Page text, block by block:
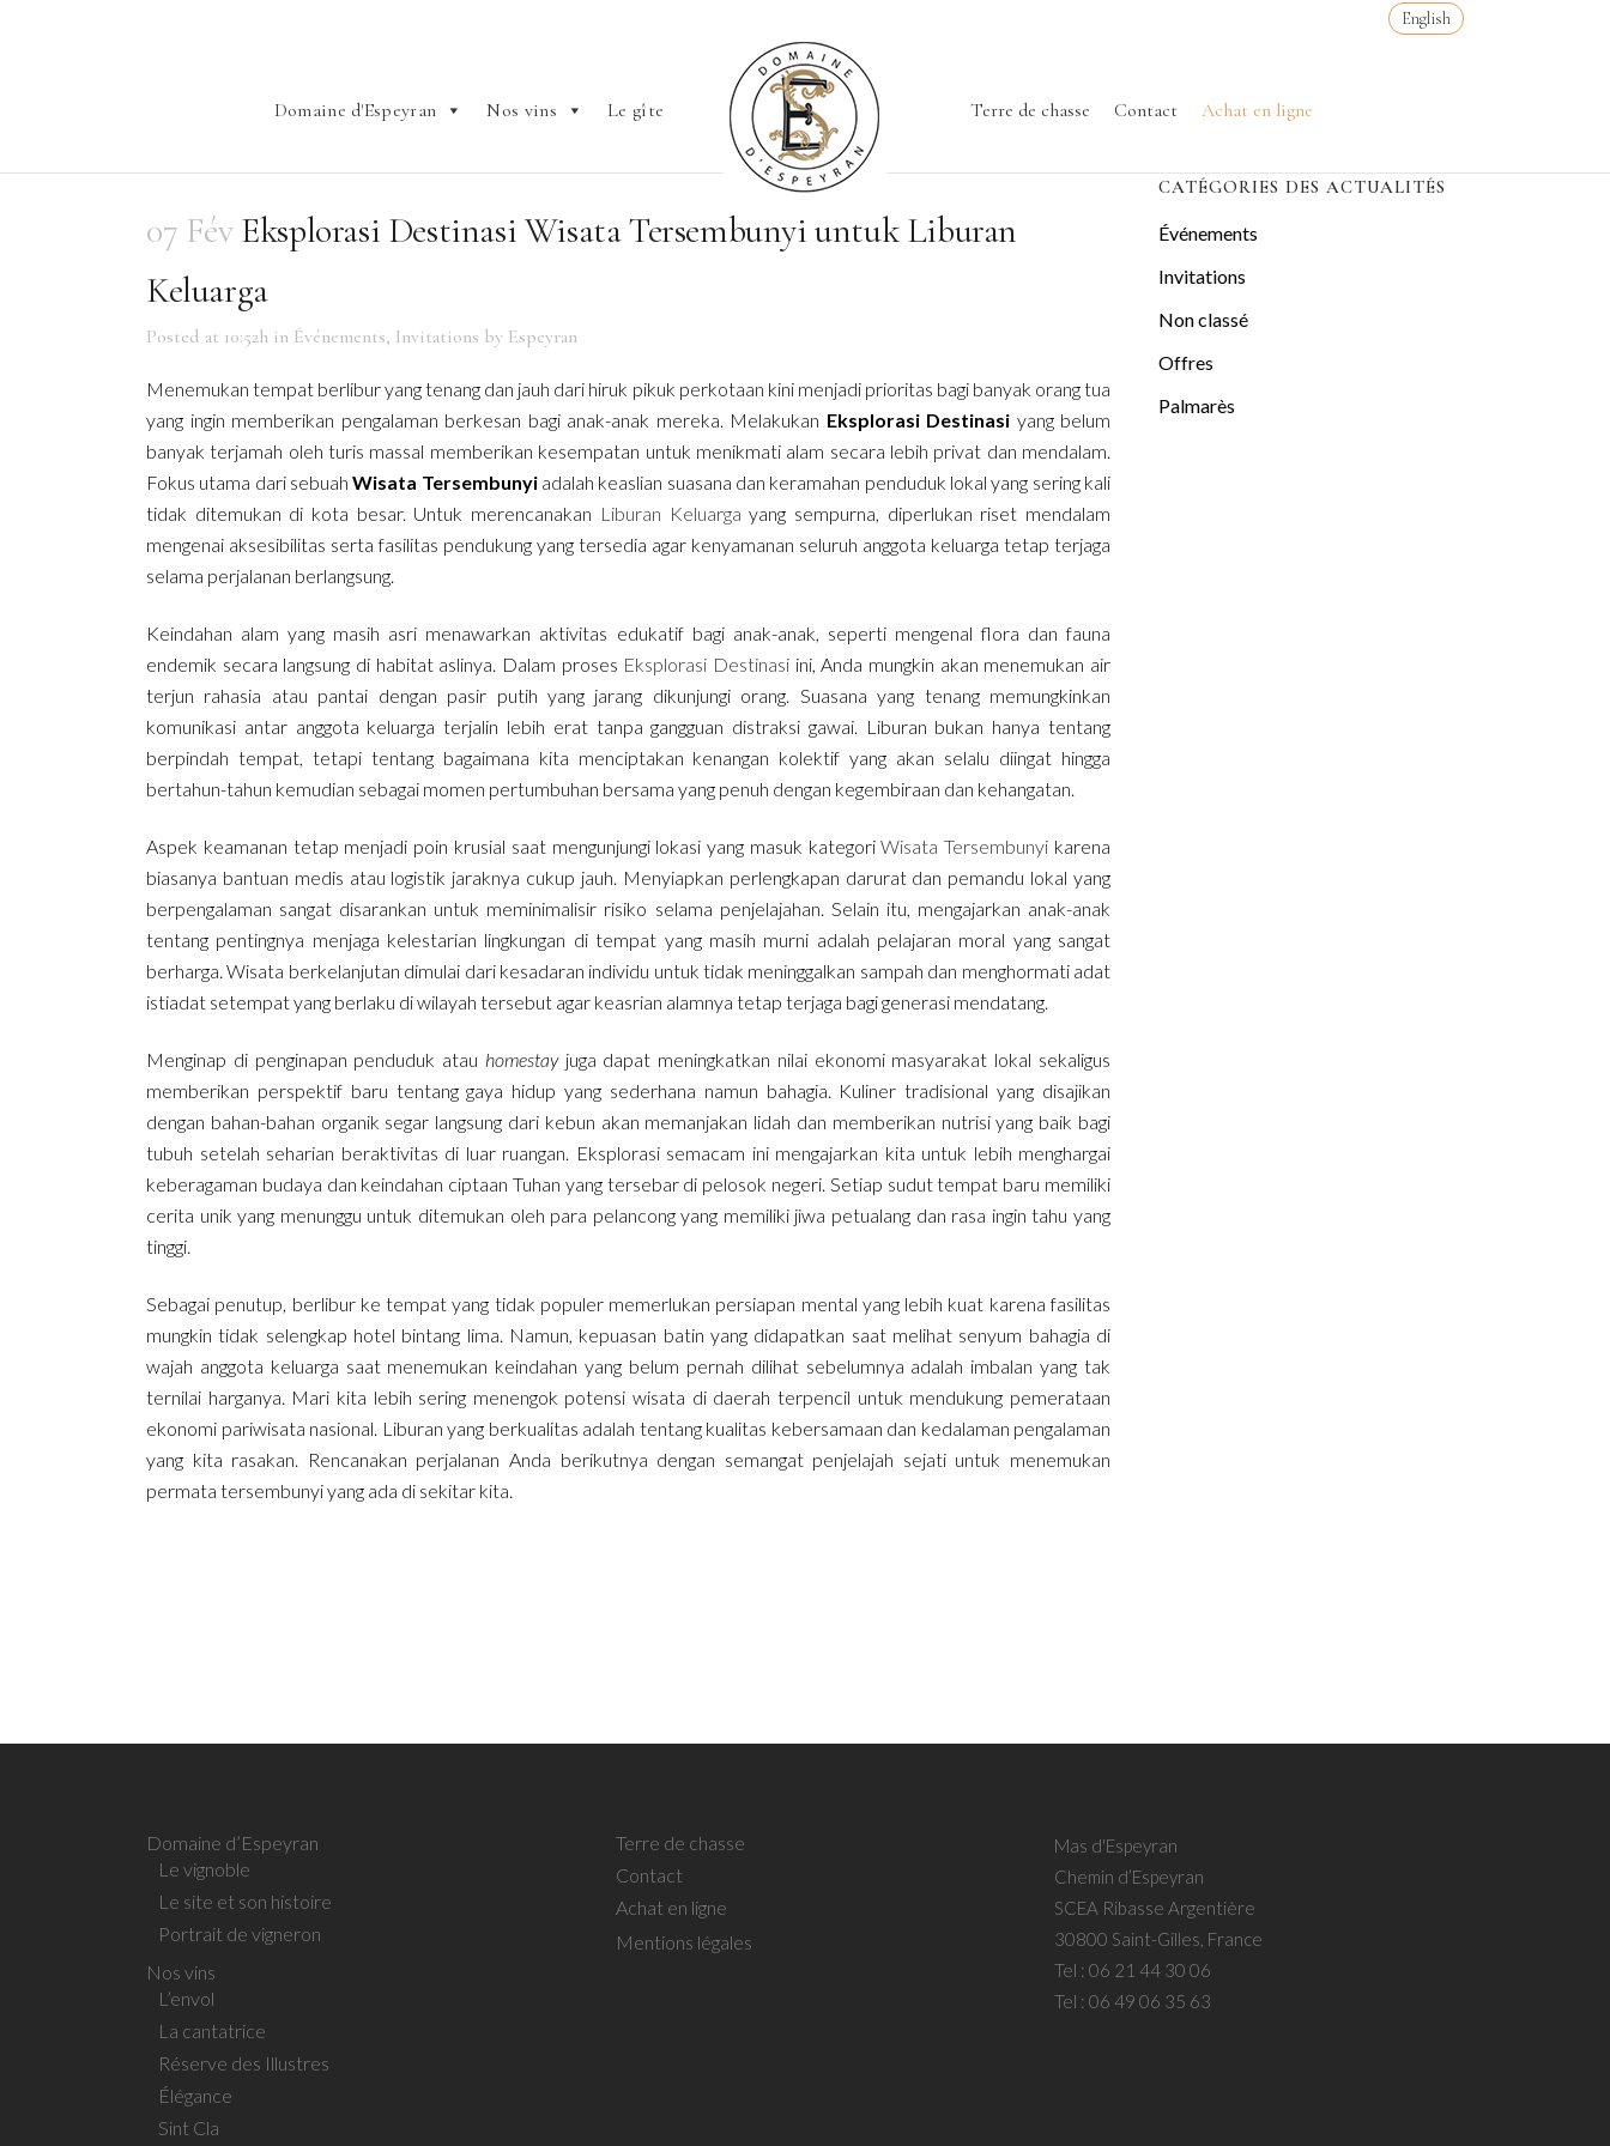
English
Domaine d'Espeyran Nos vins Le gîte Terre de chasse Contact Achat en ligne
07 FévEksplorasi Destinasi Wisata Tersembunyi untuk Liburan
Keluarga
Posted at 10:52h in Événements, Invitations by Espeyran
Menemukan tempat berlibur yang tenang dan jauh dari hiruk pikuk perkotaan kini menjadi prioritas bagi banyak orang tua
yang ingin memberikan pengalaman berkesan bagi anak-anak mereka. Melakukan Eksplorasi Destinasi yang belum
banyak terjamah oleh turis massal memberikan kesempatan untuk menikmati alam secara lebih privat dan mendalam.
Fokus utama dari sebuahWisata Tersembunyiadalah keaslian suasana dan keramahan penduduk lokal yang sering kali
tidak ditemukan di kota besar. Untuk merencanakan Liburan Keluarga yang sempurna, diperlukan riset mendalam
mengenai aksesibilitas serta fasilitas pendukung yang tersedia agar kenyamanan seluruh anggota keluarga tetap terjaga
selama perjalanan berlangsung.
Keindahan alam yang masih asri menawarkan aktivitas edukatif bagi anak-anak, seperti mengenal flora dan fauna
endemik secara langsung di habitat aslinya. Dalam proses Eksplorasi Destinasi ini, Anda mungkin akan menemukan air
terjun rahasia atau pantai dengan pasir putih yang jarang dikunjungi orang. Suasana yang tenang memungkinkan
komunikasi antar anggota keluarga terjalin lebih erat tanpa gangguan distraksi gawai. Liburan bukan hanya tentang
berpindah tempat, tetapi tentang bagaimana kita menciptakan kenangan kolektif yang akan selalu diingat hingga
bertahun-tahun kemudian sebagai momen pertumbuhan bersama yang penuh dengan kegembiraan dan kehangatan.
Aspek keamanan tetap menjadi poin krusial saat mengunjungi lokasi yang masuk kategoriWisata Tersembunyi karena
biasanya bantuan medis atau logistik jaraknya cukup jauh. Menyiapkan perlengkapan darurat dan pemandu lokal yang
berpengalaman sangat disarankan untuk meminimalisir risiko selama penjelajahan. Selain itu, mengajarkan anak-anak
tentang pentingnya menjaga kelestarian lingkungan di tempat yang masih murni adalah pelajaran moral yang sangat
berharga. Wisata berkelanjutan dimulai dari kesadaran individu untuk tidak meninggalkan sampah dan menghormati adat
istiadat setempat yang berlaku di wilayah tersebut agar keasrian alamnya tetap terjaga bagi generasi mendatang.
Menginap di penginapan penduduk atau homestayjuga dapat meningkatkan nilai ekonomi masyarakat lokal sekaligus
memberikan perspektif baru tentang gaya hidup yang sederhana namun bahagia. Kuliner tradisional yang disajikan
dengan bahan-bahan organik segar langsung dari kebun akan memanjakan lidah dan memberikan nutrisi yang baik bagi
tubuh setelah seharian beraktivitas di luar ruangan. Eksplorasi semacam ini mengajarkan kita untuk lebih menghargai
keberagaman budaya dan keindahan ciptaan Tuhan yang tersebar di pelosok negeri. Setiap sudut tempat baru memiliki
cerita unik yang menunggu untuk ditemukan oleh para pelancong yang memiliki jiwa petualang dan rasa ingin tahu yang
tinggi.
Sebagai penutup, berlibur ke tempat yang tidak populer memerlukan persiapan mental yang lebih kuat karena fasilitas
mungkin tidak selengkap hotel bintang lima. Namun, kepuasan batin yang didapatkan saat melihat senyum bahagia di
wajah anggota keluarga saat menemukan keindahan yang belum pernah dilihat sebelumnya adalah imbalan yang tak
ternilai harganya. Mari kita lebih sering menengok potensi wisata di daerah terpencil untuk mendukung pemerataan
ekonomi pariwisata nasional. Liburan yang berkualitas adalah tentang kualitas kebersamaan dan kedalaman pengalaman
yang kita rasakan. Rencanakan perjalanan Anda berikutnya dengan semangat penjelajah sejati untuk menemukan
permata tersembunyi yang ada di sekitar kita.
CATÉGORIES DES ACTUALITÉS
Événements
Invitations
Non classé
Offres
Palmarès
Domaine d’Espeyran
Le vignoble
Le site et son histoire
Portrait de vigneron
Nos vins
L’envol
La cantatrice
Réserve des Illustres
Élégance
Sint Cla
Terre de chasse
Contact
Achat en ligne
Mentions légales
Mas d'Espeyran
Chemin d’Espeyran
SCEA Ribasse Argentière
30800 Saint-Gilles, France
Tel :06 21 44 30 06
Tel :06 49 06 35 63